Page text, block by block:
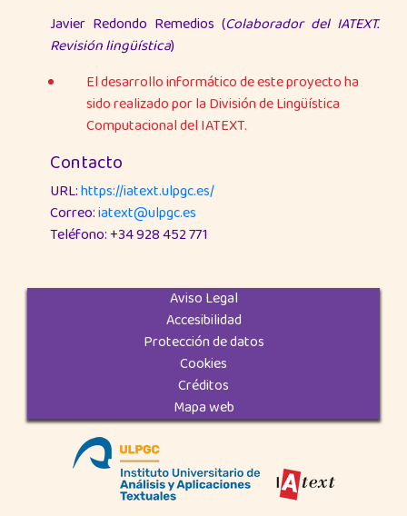
Javier Redondo Remedios (Colaborador del IATEXT.
Revisión lingüística)
El desarrollo informático de este proyecto ha
sido realizado por la División de Lingüística
Computacional del IATEXT.
Contacto
URL:https://iatext.ulpgc.es/
Correo:iatext@ulpgc.es
Teléfono: +34 928 452 771
Aviso Legal
Accesibilidad
Protección de datos
Cookies
Créditos
Mapa web